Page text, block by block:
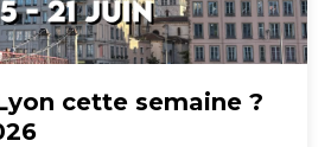
cette semaine ?